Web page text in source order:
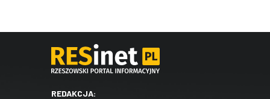
REDAKCJA: